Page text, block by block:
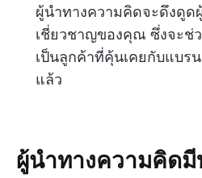
ผู้นำทางความคิดจะดึงดูด
เชี่ยวชาญของคุณ ซึ่งจะช่
เป็นลูกค้าที่คุ้นเคยกับแบ
แล้ว
ผู้นำทางความคิด